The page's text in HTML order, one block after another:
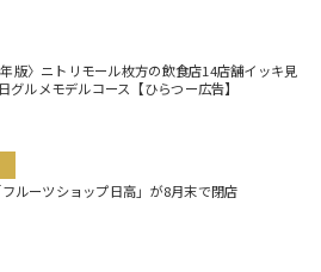
年版〉ニトリモール枚方の飲食店14店舗イッキ見
グルメモデルコース【ひらつー広告】
ルーツショップ日高」が8月末で閉店